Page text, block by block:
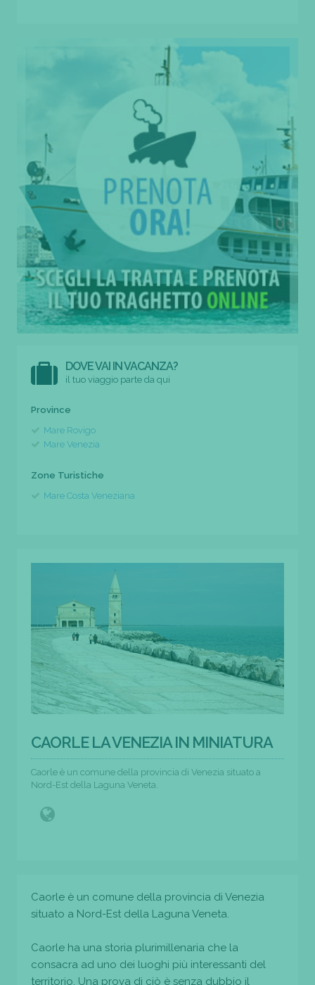
DOVE VAI IN VACANZA?
il tuo viaggio parte da qui
Province
Mare Rovigo
Mare Venezia
Zone Turistiche
Mare Costa Veneziana
CAORLE LA VENEZIA IN MINIATURA
Caorle è un comune della provincia di Venezia situato a
Nord-Est della Laguna Veneta.
Caorle è un comune della provincia di Venezia
situato a Nord-Est della Laguna Veneta.
Caorle ha una storia plurimillenaria che la
consacra ad uno dei luoghi più interessanti del
territorio. Una prova di ciò è senza dubbio il